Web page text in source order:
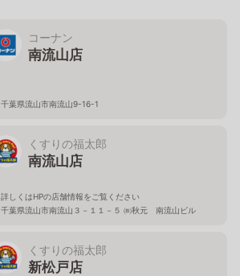
コーナン
南流山店
千葉県流山市南流山9-16-1
くすりの福太郎
南流山店
詳しくはHPの店舗情報をご覧ください
千葉県流山市南流山３－１１－５ ㈱秋元 南流山ビル
くすりの福太郎
新松戸店